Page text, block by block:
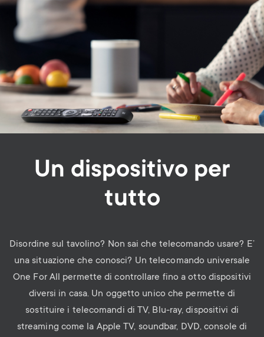
Un dispositivo per
tutto
Disordine sul tavolino? Non sai che telecomando usare? E’
una situazione che conosci? Un telecomando universale
One For All permette dicontrollare fino a otto dispositivi
diversi in casa. Un oggetto unico che permette di
sostituire i telecomandi di TV, Blu-ray, dispositivi di
streaming come la Apple TV, soundbar, DVD, console di